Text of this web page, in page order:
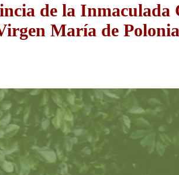
de la Inmaculada
María de Polonia